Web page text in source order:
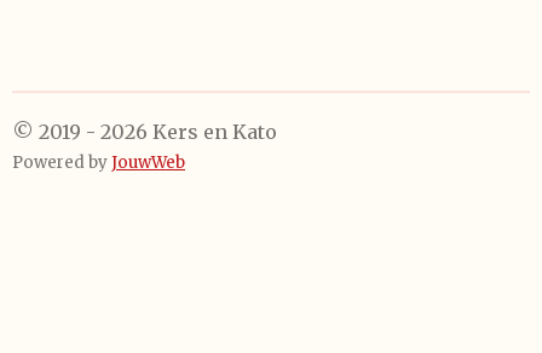
© 2019 - 2026 Kers en Kato
Powered byJouwWeb